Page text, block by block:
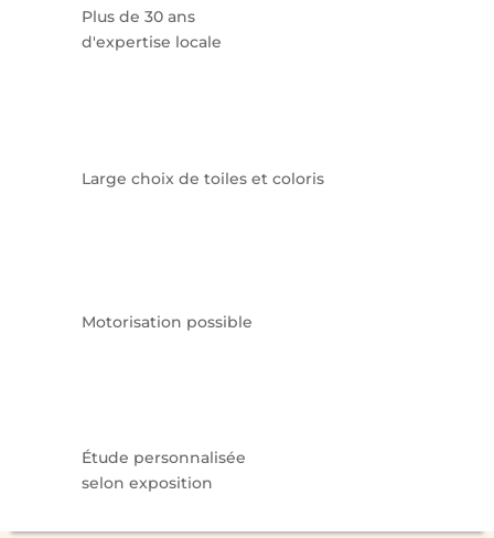
Plus de 30 ans
d'expertise locale
Large choix de toiles et coloris
Motorisation possible
Étude personnalisée
selon exposition